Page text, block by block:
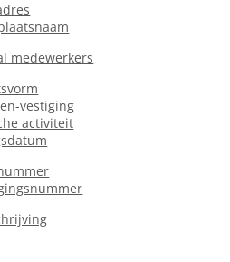
medewerkers
vestiging
activiteit